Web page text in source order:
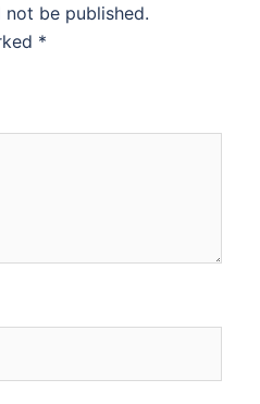
be published.
*